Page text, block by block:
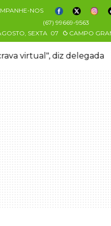
NOS
(67) 99669-9563
SEXTA 07 CAMPO
virtual", diz delegada